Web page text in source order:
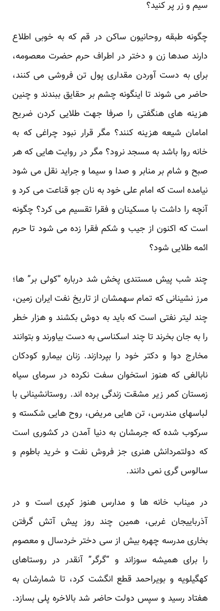
سیم و زر پر کنید؟
چگونه طبقه روحانیون ساکن در قم که به خوبی اطلاع
دارند صدها زن و دختر در اطراف حرم حضرت معصومه،
برای به دست آوردن مقداری پول تن فروشی می کنند،
حاضر می شوند تا اینگونه چشم بر حقایق ببندند و چنین
هزینه های هنگفتی را صرفا جهت طلایی کردن ضریح
امامان شیعه هزینه کنند؟ مگر قرار نبود چراغی که به
خانه روا باشد به مسجد نرود؟ مگر در روایت هایی که هر
صبح و شام بر منابر و صدا و سیما و جراید نقل می شود
نیامده است که امام علی خود به نان جو قناعت می کرد و
آنچه را داشت با مسکینان و فقرا تقسیم می کرد؟ چگونه
است که اکنون از جیب و شکم فقرا زده می شود تا حرم
ائمه طلایی شود؟
چند شب پیش مستندی پخش شد درباره “کولی بر” ها؛
مرز نشینانی که تمام سهمشان از تاریخ نفت ایران زمین،
چند لیتر نفتی است که باید به دوش بکشند و هزار خطر
را به جان بخرند تا چند اسکناسی به دست بیاورند و بتوانند
مخارج دوا و دکتر خود را بپردازند. زنان بیمارو کودکان
نابالغی که هنوز استخوان سفت نکرده در سرمای سیاه
زمستان کمر زیر مشقت زندگی برده اند. روستانشینانی با
لباسهای مندرس، تن هایی مریض، روح هایی شکسته و
سرکوب شده که جرمشان به دنیا آمدن در کشوری است
که دولتمردانش هنری جز فروش نفت و خرید باطوم و
سالوس گری نمی دانند.
در میناب خانه ها و مدارس هنوز کپری است و در
آذرباییجان غربی، همین چند روز پیش آتش گرفتن
بخاری مدرسه چهره بیش از سی دختر خردسال و معصوم
را برای همیشه سوزاند و “گرگر” آنقدر در روستاهای
کهگیلویه و بویراحمد قطع انگشت کرد، تا شمارشان به
هفتاد رسید و سپس دولت حاضر شد بالاخره پلی بسازد.